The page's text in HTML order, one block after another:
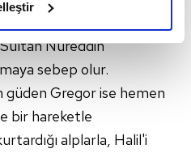
ve bu noktada,
isteriz.
çerezlere izin vermedikleri
reklamlar
Nureddin
sebep olur.
güden Gregor ise hemen
bir hareketle
alplarla, Halil'i